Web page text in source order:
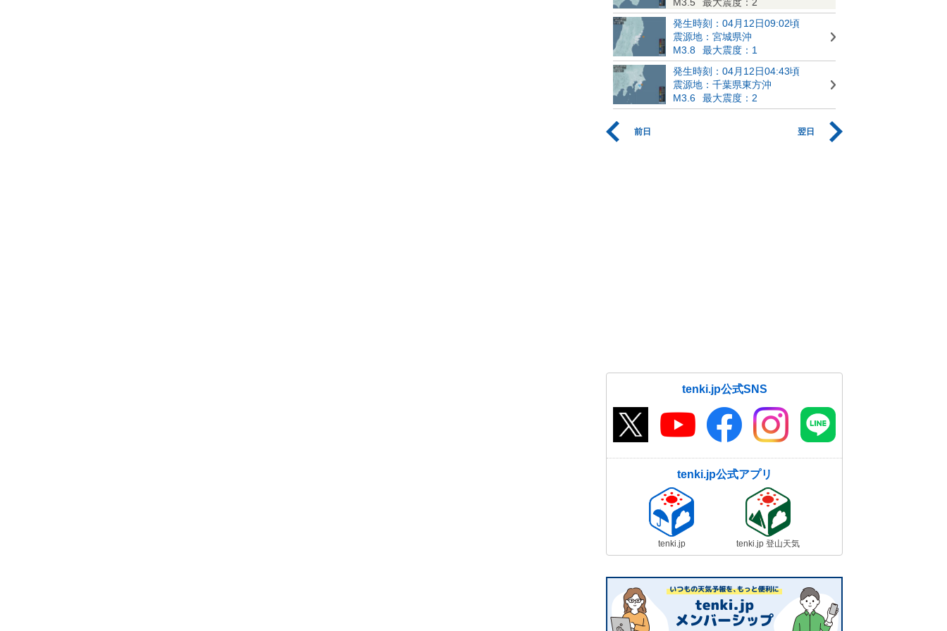
発生時刻：04月12日09:02頃
震源地：宮城県沖
M3.8
最大震度：1
発生時刻：04月12日04:43頃
震源地：千葉県東方沖
M3.6
最大震度：2
前日 翌日
tenki.jp公式SNS
tenki.jp公式アプリ
tenki.jp tenki.jp 登山天気